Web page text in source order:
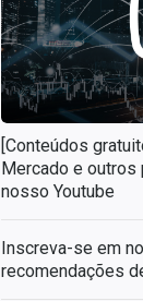
[Conteúdos
Mercado e
nosso Youtube
Inscreva-se em
recomendações